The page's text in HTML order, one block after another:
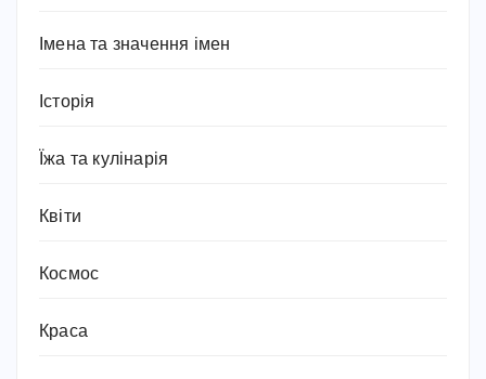
Імена та значення імен
Історія
Їжа та кулінарія
Квіти
Космос
Краса